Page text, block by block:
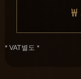
₩
* VAT별도 *